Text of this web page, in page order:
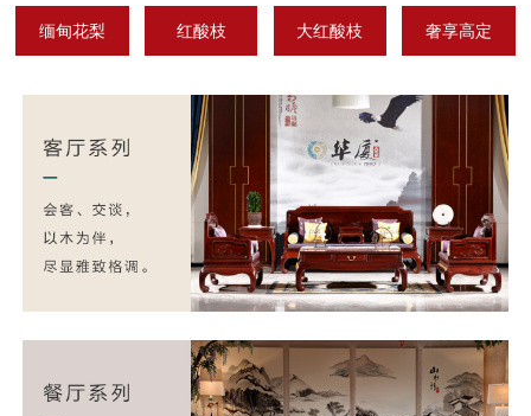
缅甸花梨 红酸枝 大红酸枝 奢享高定